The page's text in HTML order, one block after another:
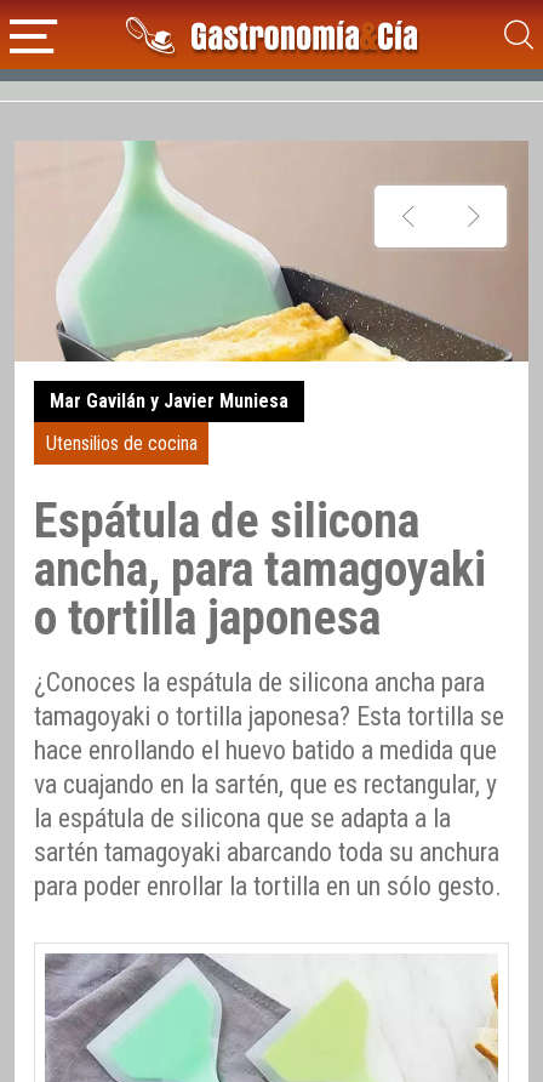
Mar Gavilán y Javier Muniesa
Utensilios de cocina
Espátula de silicona
ancha, para tamagoyaki
o tortilla japonesa
¿Conoces la espátula de silicona ancha para
tamagoyaki o tortilla japonesa? Esta tortilla se
hace enrollando el huevo batido a medida que
va cuajando en la sartén, que es rectangular, y
la espátula de silicona que se adapta a la
sartén tamagoyaki abarcando toda su anchura
para poder enrollar la tortilla en un sólo gesto.